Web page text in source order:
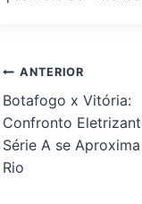
Navegação
de
Post
ANTERIOR
Botafogo x Vitória:
Confronto
Série A se
Rio